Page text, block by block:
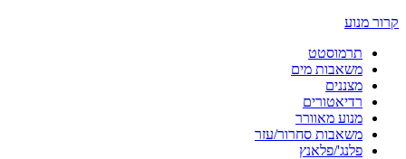
קרור מנוע
תרמוסטט
משאבות מים
מצננים
רדיאטורים
מנוע מאוורר
משאבות סחרור/עזר
פלנג'/פלאנץ